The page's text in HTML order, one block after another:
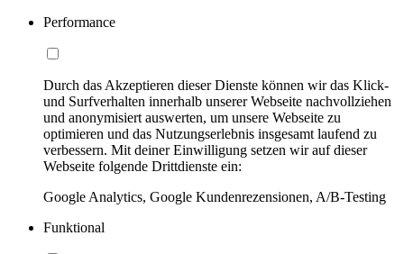
Performance
Durch das Akzeptieren dieser Dienste können wir das Klick-
und Surfverhalten innerhalb unserer Webseite nachvollziehen
und anonymisiert auswerten, um unsere Webseite zu
optimieren und das Nutzungserlebnis insgesamt laufend zu
verbessern. Mit deiner Einwilligung setzen wir auf dieser
Webseite folgende Drittdienste ein:
Google Analytics, Google Kundenrezensionen, A/B-Testing
Funktional